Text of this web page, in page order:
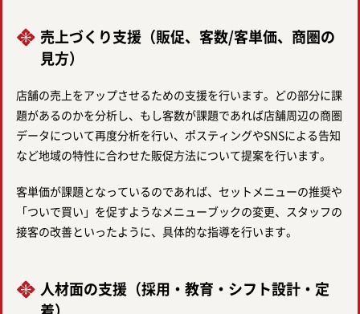
売上づくり支援（販促、客数/客単価、商圏の
見方）
店舗の売上をアップさせるための支援を行います。どの部分に課
題があるのかを分析し、もし客数が課題であれば店舗周辺の商圏
データについて再度分析を行い、ポスティングやSNSによる告知
など地域の特性に合わせた販促方法について提案を行います。
客単価が課題となっているのであれば、セットメニューの推奨や
「ついで買い」を促すようなメニューブックの変更、スタッフの
接客の改善といったように、具体的な指導を行います。
人材面の支援（採用・教育・シフト設計・定